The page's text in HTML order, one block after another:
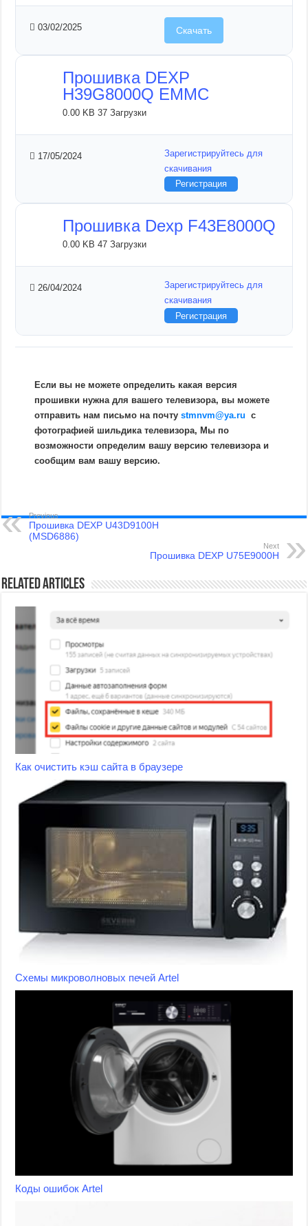
03/02/2025 Скачать
Прошивка DEXP
H39G8000Q EMMC
0.00 KB37 Загрузки
17/05/2024
Зарегистрируйтесь для
скачивания
Регистрация
Прошивка Dexp F43E8000Q
0.00 KB47 Загрузки
26/04/2024
Зарегистрируйтесь для
скачивания
Регистрация
Если вы не можете определить какая версия
прошивки нужна для вашего телевизора, вы можете
отправить нам письмо на почтуstmnvm@ya.ru c
фотографией шильдика телевизора, Мы по
возможности определим вашу версию телевизора и
сообщим вам вашу версию.
Previous
Прошивка DEXP U43D9100H
(MSD6886)
Next
Прошивка DEXP U75E9000H
Related Articles
Как очистить кэш сайта в браузере
Схемы микроволновых печей Artel
Коды ошибок Artel